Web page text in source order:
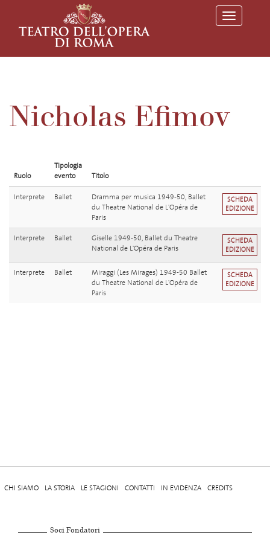
T
o
l
Nicholas Efimov
Ruolo
Tipologia
evento
Titolo
Interprete Ballet
Dramma per musica 1949-50, Ballet
du Theatre National de L'Opéra de
Paris
SCHEDA
EDIZIONE
Interprete Ballet
Giselle 1949-50, Ballet du Theatre
National de L'Opéra de Paris
SCHEDA
EDIZIONE
Interprete Ballet
Miraggi (Les Mirages) 1949-50 Ballet
du Theatre National de L'Opéra de
Paris
SCHEDA
EDIZIONE
CHI SIAMO LA STORIA LE STAGIONI CONTATTI IN EVIDENZA CREDITS
Soci Fondatori